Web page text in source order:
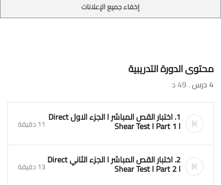
إخفاء جميع الإعلانات
محتوى الدورة التدريبية
4 درس . 49 د
1. اختبار القص المباشر l الجزء الاول Direct
Shear Test l Part 1 l 11 دقيقة
2. اختبار القص المباشر l الجزء الثاني Direct
Shear Test l Part 2 l 13 دقيقة